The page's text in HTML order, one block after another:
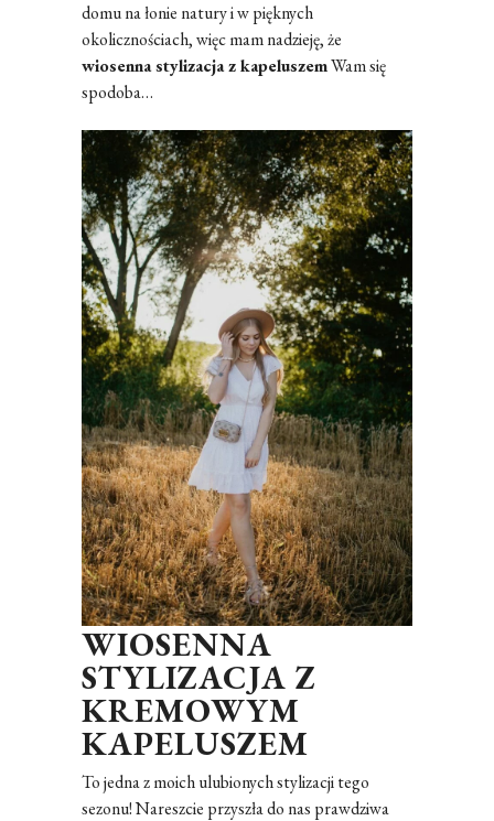
domu na łonie natury i w pięknych
okolicznościach, więc mam nadzieję, że
wiosenna stylizacja z kapeluszemWam się
spodoba…
WIOSENNA
STYLIZACJA Z
KREMOWYM
KAPELUSZEM
To jedna z moich ulubionych stylizacji tego
sezonu! Nareszcie przyszła do nas prawdziwa